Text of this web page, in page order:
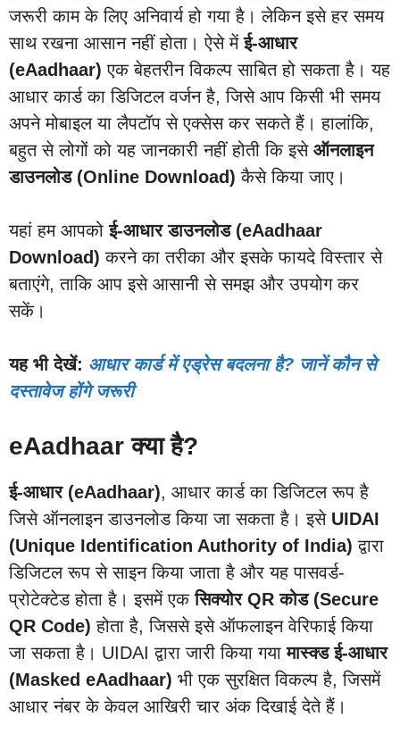
जरूरी काम के लिए अनिवार्य हो गया है। लेकिन इसे हर समय
साथ रखना आसान नहीं होता। ऐसे मेंई-आधार
(eAadhaar) एक बेहतरीन विकल्प साबित हो सकता है। यह
आधार कार्ड का डिजिटल वर्जन है, जिसे आप किसी भी समय
अपने मोबाइल या लैपटॉप से एक्सेस कर सकते हैं। हालांकि,
बहुत से लोगों को यह जानकारी नहीं होती कि इसे ऑनलाइन
डाउनलोड (Online Download) कैसे किया जाए।
यहां हम आपकोई-आधार डाउनलोड (eAadhaar
Download) करने का तरीका और इसके फायदे विस्तार से
बताएंगे, ताकि आप इसे आसानी से समझ और उपयोग कर
सकें।
यह भी देखें: आधार कार्ड में एड्रेस बदलना है? जानें कौन से
दस्तावेज होंगे जरूरी
eAadhaar क्या है?
ई-आधार (eAadhaar), आधार कार्ड का डिजिटल रूप है
जिसे ऑनलाइन डाउनलोड किया जा सकता है। इसे UIDAI
(Unique Identification Authority of India) द्वारा
डिजिटल रूप से साइन किया जाता है और यह पासवर्ड-
प्रोटेक्टेड होता है। इसमें एकसिक्योर QR कोड (Secure
QR Code) होता है, जिससे इसे ऑफलाइन वेरिफाई किया
जा सकता है। UIDAI द्वारा जारी किया गयामास्क्ड ई-आधार
(Masked eAadhaar) भी एक सुरक्षित विकल्प है, जिसमें
आधार नंबर के केवल आखिरी चार अंक दिखाई देते हैं।